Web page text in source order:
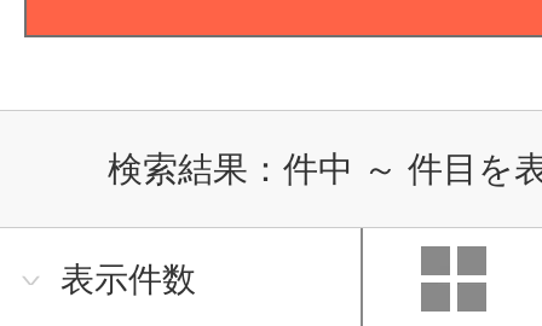
検索結果： 件中 ～ 件目を
表示件数